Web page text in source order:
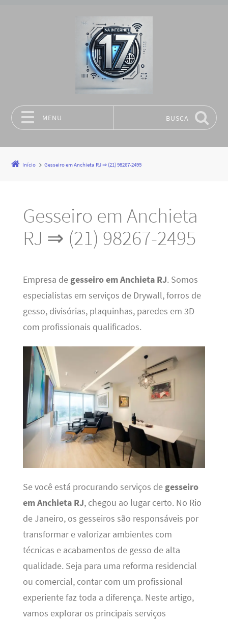
MENU BUSCA
Início Gesseiro em Anchieta RJ ⇒ (21) 98267-2495
Gesseiro em Anchieta
RJ ⇒ (21) 98267-2495
Empresa de gesseiro em Anchieta RJ. Somos
especialistas em serviços de Drywall, forros de
gesso, divisórias, plaquinhas, paredes em 3D
com profissionais qualificados.
Se você está procurando serviços de gesseiro
em Anchieta RJ, chegou ao lugar certo. No Rio
de Janeiro, os gesseiros são responsáveis por
transformar e valorizar ambientes com
técnicas e acabamentos de gesso de alta
qualidade. Seja para uma reforma residencial
ou comercial, contar com um profissional
experiente faz toda a diferença. Neste artigo,
vamos explorar os principais serviços